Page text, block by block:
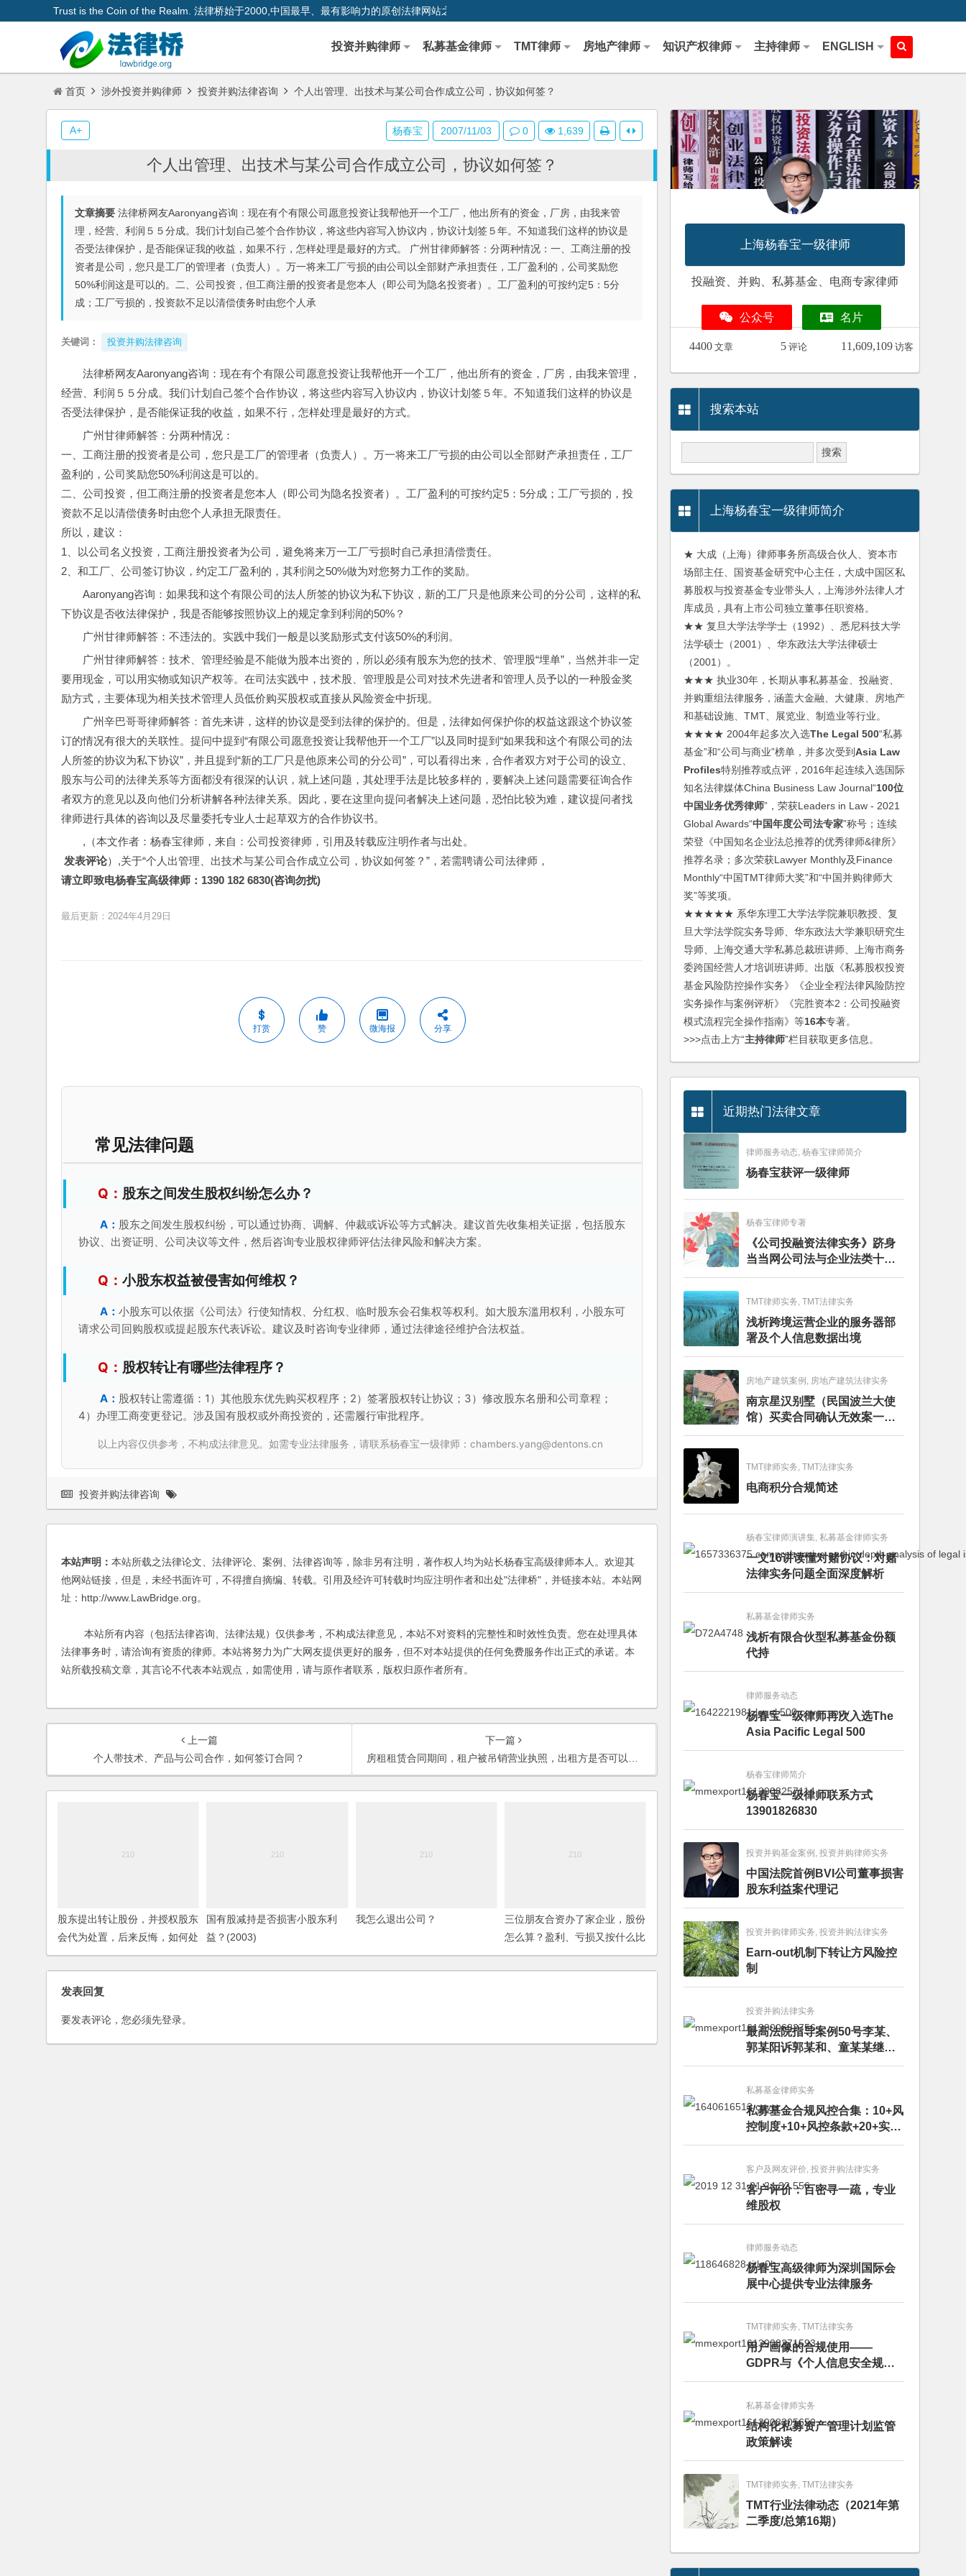
Trust is the Coin of the Realm. 法律桥始于2000,中国最早、最有影响力的原创法律网站之一
投资并购律师 私募基金律师 TMT律师 房地产律师 知识产权律师 主持律师 ENGLISH
首页 涉外投资并购律师 投资并购法律咨询 个人出管理、出技术与某公司合作成立公司，协议如何签？
个人出管理、出技术与某公司合作成立公司，协议如何签？
文章摘要 法律桥网友Aaronyang咨询：现在有个有限公司愿意投资让我帮他开一个工厂，他出所有的资金，厂房，由我来管
理，经营、利润５５分成。我们计划自己签个合作协议，将这些内容写入协议内，协议计划签５年。不知道我们这样的协议是
否受法律保护，是否能保证我的收益，如果不行，怎样处理是最好的方式。 广州甘律师解答：分两种情况：一、工商注册的投
资者是公司，您只是工厂的管理者（负责人）。万一将来工厂亏损的由公司以全部财产承担责任，工厂盈利的，公司奖励您
50%利润这是可以的。二、公司投资，但工商注册的投资者是您本人（即公司为隐名投资者）。工厂盈利的可按约定5：5分
成；工厂亏损的，投资款不足以清偿债务时由您个人承
关键词： 投资并购法律咨询
法律桥网友Aaronyang咨询：现在有个有限公司愿意投资让我帮他开一个工厂，他出所有的资金，厂房，由我来管理，
经营、利润５５分成。我们计划自己签个合作协议，将这些内容写入协议内，协议计划签５年。不知道我们这样的协议是
否受法律保护，是否能保证我的收益，如果不行，怎样处理是最好的方式。
广州甘律师解答：分两种情况：
一、工商注册的投资者是公司，您只是工厂的管理者（负责人）。万一将来工厂亏损的由公司以全部财产承担责任，工厂
盈利的，公司奖励您50%利润这是可以的。
二、公司投资，但工商注册的投资者是您本人（即公司为隐名投资者）。工厂盈利的可按约定5：5分成；工厂亏损的，投
资款不足以清偿债务时由您个人承担无限责任。
所以，建议：
1、以公司名义投资，工商注册投资者为公司，避免将来万一工厂亏损时自己承担清偿责任。
2、和工厂、公司签订协议，约定工厂盈利的，其利润之50%做为对您努力工作的奖励。
Aaronyang咨询：如果我和这个有限公司的法人所签的协议为私下协议，新的工厂只是他原来公司的分公司，这样的私
下协议是否收法律保护，我是否能够按照协议上的规定拿到利润的50%？
广州甘律师解答：不违法的。实践中我们一般是以奖励形式支付该50%的利润。
广州甘律师解答：技术、管理经验是不能做为股本出资的，所以必须有股东为您的技术、管理股“埋单”，当然并非一定
要用现金，可以用实物或知识产权等。在司法实践中，技术股、管理股是公司对技术先进者和管理人员予以的一种股金奖
励方式，主要体现为相关技术管理人员低价购买股权或直接从风险资金中折现。
广州辛巴哥哥律师解答：首先来讲，这样的协议是受到法律的保护的。但是，法律如何保护你的权益这跟这个协议签
订的情况有很大的关联性。提问中提到“有限公司愿意投资让我帮他开一个工厂”以及同时提到“如果我和这个有限公司的法
人所签的协议为私下协议”，并且提到“新的工厂只是他原来公司的分公司”，可以看得出来，合作者双方对于公司的设立、
股东与公司的法律关系等方面都没有很深的认识，就上述问题，其处理手法是比较多样的，要解决上述问题需要征询合作
者双方的意见以及向他们分析讲解各种法律关系。因此，要在这里向提问者解决上述问题，恐怕比较为难，建议提问者找
律师进行具体的咨询以及尽量委托专业人士起草双方的合作协议书。
,（本文作者：杨春宝律师，来自：公司投资律师，引用及转载应注明作者与出处。
发表评论）,关于“个人出管理、出技术与某公司合作成立公司，协议如何签？”，若需聘请公司法律师，
请立即致电杨春宝高级律师：1390 182 6830(咨询勿扰)
最后更新：2024年4月29日
打赏 赞 微海报 分享
常见法律问题
股东之间发生股权纠纷怎么办？
股东之间发生股权纠纷，可以通过协商、调解、仲裁或诉讼等方式解决。建议首先收集相关证据，包括股东
协议、出资证明、公司决议等文件，然后咨询专业股权律师评估法律风险和解决方案。
小股东权益被侵害如何维权？
小股东可以依据《公司法》行使知情权、分红权、临时股东会召集权等权利。如大股东滥用权利，小股东可
请求公司回购股权或提起股东代表诉讼。建议及时咨询专业律师，通过法律途径维护合法权益。
股权转让有哪些法律程序？
股权转让需遵循：1）其他股东优先购买权程序；2）签署股权转让协议；3）修改股东名册和公司章程；
4）办理工商变更登记。涉及国有股权或外商投资的，还需履行审批程序。
以上内容仅供参考，不构成法律意见。如需专业法律服务，请联系杨春宝一级律师：chambers.yang@dentons.cn
杨春宝 2007/11/03 0 1,639
A+
投资并购法律咨询
本站声明： 本站所载之法律论文、法律评论、案例、法律咨询等，除非另有注明，著作权人均为站长杨春宝高级律师本人。欢迎其
他网站链接，但是，未经书面许可，不得擅自摘编、转载。引用及经许可转载时均应注明作者和出处"法律桥"，并链接本站。本站网
址：http://www.LawBridge.org。
本站所有内容（包括法律咨询、法律法规）仅供参考，不构成法律意见，本站不对资料的完整性和时效性负责。您在处理具体
法律事务时，请洽询有资质的律师。本站将努力为广大网友提供更好的服务，但不对本站提供的任何免费服务作出正式的承诺。本
站所载投稿文章，其言论不代表本站观点，如需使用，请与原作者联系，版权归原作者所有。
上一篇
个人带技术、产品与公司合作，如何签订合同？
下一篇
房租租赁合同期间，租户被吊销营业执照，出租方是否可以因此终止合同？
股东提出转让股份，并授权股东
会代为处置，后来反悔，如何处
理？
国有股减持是否损害小股东利
益？(2003)
我怎么退出公司？
三位朋友合资办了家企业，股份
怎么算？盈利、亏损又按什么比
例来算？
发表回复
要发表评论，您必须先登录。
上海杨春宝一级律师
投融资、并购、私募基金、电商专家律师
公众号 名片
4400 文章 5 评论 11,609,109 访客
搜索本站
上海杨春宝一级律师简介
★ 大成（上海）律师事务所高级合伙人、资本市
场部主任、国资基金研究中心主任，大成中国区私
募股权与投资基金专业带头人，上海涉外法律人才
库成员，具有上市公司独立董事任职资格。
★★ 复旦大学法学学士（1992）、悉尼科技大学
法学硕士（2001）、华东政法大学法律硕士
（2001）。
★★★ 执业30年，长期从事私募基金、投融资、
并购重组法律服务，涵盖大金融、大健康、房地产
和基础设施、TMT、展览业、制造业等行业。
★★★★ 2004年起多次入选The Legal 500“私募
基金”和“公司与商业”榜单，并多次受到Asia Law
Profiles特别推荐或点评，2016年起连续入选国际
知名法律媒体China Business Law Journal“100位
中国业务优秀律师”，荣获Leaders in Law - 2021
Global Awards“中国年度公司法专家”称号；连续
荣登《中国知名企业法总推荐的优秀律师&律所》
推荐名录；多次荣获Lawyer Monthly及Finance
Monthly“中国TMT律师大奖”和“中国并购律师大
奖”等奖项。
★★★★★ 系华东理工大学法学院兼职教授、复
旦大学法学院实务导师、华东政法大学兼职研究生
导师、上海交通大学私募总裁班讲师、上海市商务
委跨国经营人才培训班讲师。出版《私募股权投资
基金风险防控操作实务》《企业全程法律风险防控
实务操作与案例评析》《完胜资本2：公司投融资
模式流程完全操作指南》等16本专著。
>>>点击上方“主持律师”栏目获取更多信息。
近期热门法律文章
律师服务动态, 杨春宝律师简介
杨春宝获评一级律师
杨春宝律师专著
《公司投融资法律实务》跻身
当当网公司法与企业法类十大
畅销图书榜
TMT律师实务, TMT法律实务
浅析跨境运营企业的服务器部
署及个人信息数据出境
房地产建筑案例, 房地产建筑法律实务
南京星汉别墅（民国波兰大使
馆）买卖合同确认无效案一审
判决书
TMT律师实务, TMT法律实务
电商积分合规简述
杨春宝律师演讲集, 私募基金律师实务
一文16讲读懂对赌协议：对赌
法律实务问题全面深度解析
私募基金律师实务
浅析有限合伙型私募基金份额
代持
律师服务动态
杨春宝一级律师再次入选The
Asia Pacific Legal 500
杨春宝律师简介
杨春宝一级律师联系方式
13901826830
投资并购基金案例, 投资并购律师实务
中国法院首例BVI公司董事损害
股东利益案代理记
投资并购律师实务, 投资并购法律实务
Earn-out机制下转让方风险控
制
投资并购法律实务
最高法院指导案例50号李某、
郭某阳诉郭某和、童某某继承
纠纷案
私募基金律师实务
私募基金合规风控合集：10+风
控制度+10+风控条款+20+实务
文章+每月动态
客户及网友评价, 投资并购法律实务
客户评价：百密寻一疏，专业
维股权
律师服务动态
杨春宝高级律师为深圳国际会
展中心提供专业法律服务
TMT律师实务, TMT法律实务
用户画像的合规使用——
GDPR与《个人信息安全规
范》的比较分析
私募基金律师实务
结构化私募资产管理计划监管
政策解读
TMT律师实务, TMT法律实务
TMT行业法律动态（2021年第
二季度/总第16期）